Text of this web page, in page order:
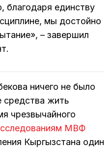
единству
мы достойно
– завершил
ничего не было
средства жить
чрезвычайного
МВФ
Кыргызстана один